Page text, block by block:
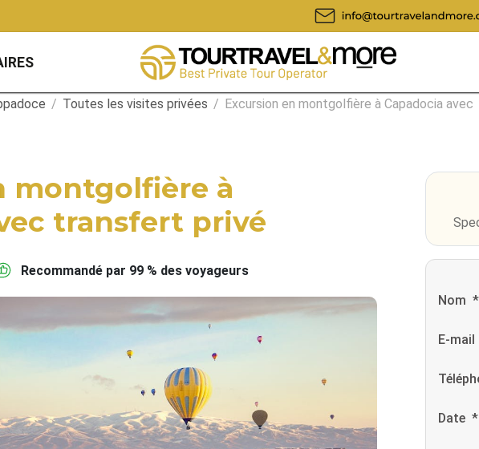
/ Toutes les visites privées / Excursion en montgolfière à Capadocia avec
montgolfière à
transfert privé
Recommandé par 99 % des voyageurs
Nom *
E-mail
Date *